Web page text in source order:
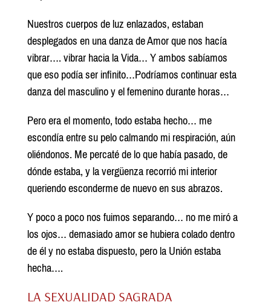
Nuestros cuerpos de luz enlazados, estaban
desplegados en una danza de Amor que nos hacía
vibrar…. vibrar hacia la Vida… Y ambos sabíamos
que eso podía ser infinito…Podríamos continuar esta
danza del masculino y el femenino durante horas…
Pero era el momento, todo estaba hecho… me
escondía entre su pelo calmando mi respiración, aún
oliéndonos. Me percaté de lo que había pasado, de
dónde estaba, y la vergüenza recorrió mi interior
queriendo esconderme de nuevo en sus abrazos.
Y poco a poco nos fuimos separando… no me miró a
los ojos… demasiado amor se hubiera colado dentro
de él y no estaba dispuesto, pero la Unión estaba
hecha….
LA SEXUALIDAD SAGRADA